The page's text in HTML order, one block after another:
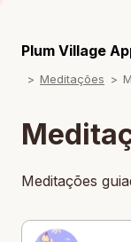
Plum Village
Meditações
Meditações